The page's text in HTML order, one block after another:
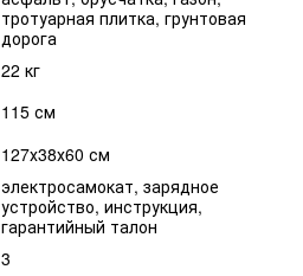
тротуарная плитка, грунтовая
дорога
22 кг
115 см
127х38х60 см
электросамокат, зарядное
устройство, инструкция,
гарантийный талон
3